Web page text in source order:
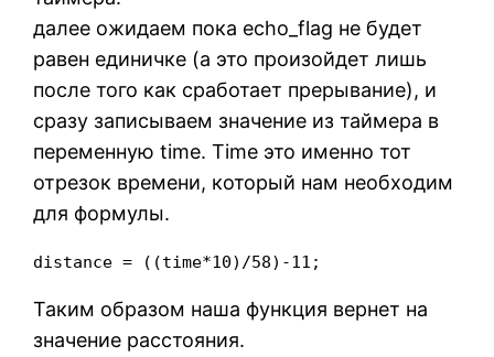
далее ожидаем пока echo_flag не будет
равен единичке (а это произойдет лишь
после того как сработает прерывание), и
сразу записываем значение из таймера в
переменную time. Time это именно тот
отрезок времени, который нам необходим
для формулы.
distance = ((time*10)/58)-11;
Таким образом наша функция вернет на
значение расстояния.